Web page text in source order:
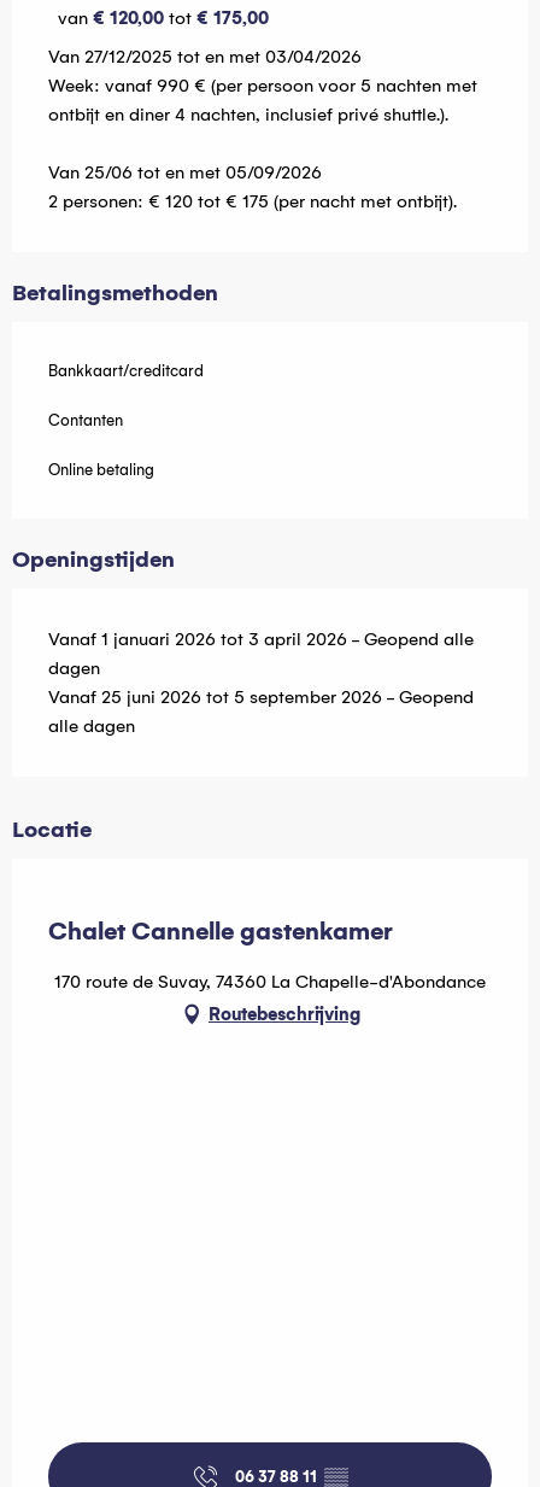
van € 120,00 tot € 175,00
Van 27/12/2025 tot en met 03/04/2026
Week: vanaf 990 € (per persoon voor 5 nachten met
ontbijt en diner 4 nachten, inclusief privé shuttle.).
Van 25/06 tot en met 05/09/2026
2 personen: € 120 tot € 175 (per nacht met ontbijt).
Betalingsmethoden
Bankkaart/creditcard
Contanten
Online betaling
Openingstijden
Vanaf 1 januari 2026 tot 3 april 2026 - Geopend alle
dagen
Vanaf 25 juni 2026 tot 5 september 2026 - Geopend
alle dagen
Locatie
Chalet Cannelle gastenkamer
170 route de Suvay, 74360 La Chapelle-d'Abondance
Routebeschrijving
06 37 88 11 ▒▒